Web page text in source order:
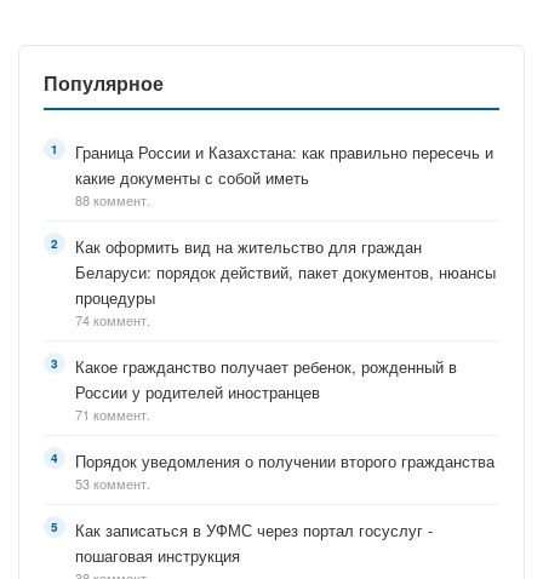
Популярное
Граница России и Казахстана: как правильно пересечь и
какие документы с собой иметь
88 коммент.
Как оформить вид на жительство для граждан
Беларуси: порядок действий, пакет документов, нюансы
процедуры
74 коммент.
Какое гражданство получает ребенок, рожденный в
России у родителей иностранцев
71 коммент.
Порядок уведомления о получении второго гражданства
53 коммент.
Как записаться в УФМС через портал госуслуг -
пошаговая инструкция